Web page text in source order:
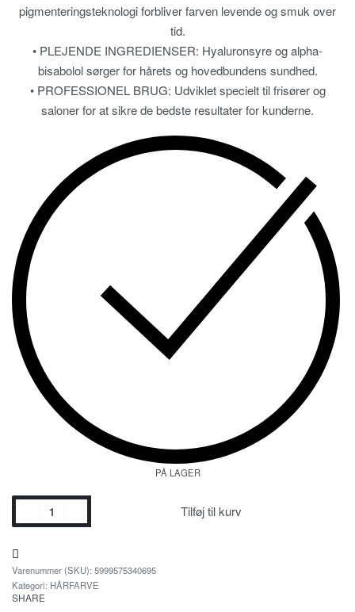
pigmenteringsteknologi forbliver farven levende og smuk over
tid.
• PLEJENDE INGREDIENSER: Hyaluronsyre og alpha-
bisabolol sørger for hårets og hovedbundens sundhed.
• PROFESSIONEL BRUG: Udviklet specielt til frisører og
saloner for at sikre de bedste resultater for kunderne.
PÅ LAGER
Tilføj til kurv
5999575340695
Kategori: HÅRFARVE
SHARE